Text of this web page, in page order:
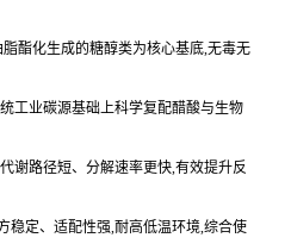
酯化生成的糖醇类为核心基底,无毒无
工业碳源基础上科学复配醋酸与生物
谢路径短、分解速率更快,有效提升反
稳定、适配性强,耐高低温环境,综合使